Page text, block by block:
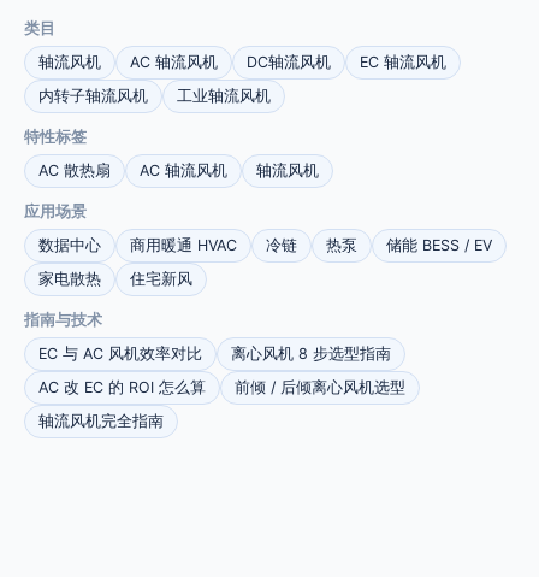
类目
轴流风机
AC 轴流风机 DC轴流风机
EC 轴流风机
内转子轴流风机
工业轴流风机
特性标签
AC 散热扇
AC 轴流风机 轴流风机
应用场景
数据中心
商用暖通 HVAC 冷链 热泵
储能 BESS / EV
家电散热
住宅新风
指南与技术
EC 与 AC 风机效率对比
离心风机 8 步选型指南
AC 改 EC 的 ROI 怎么算
前倾 / 后倾离心风机选型
轴流风机完全指南